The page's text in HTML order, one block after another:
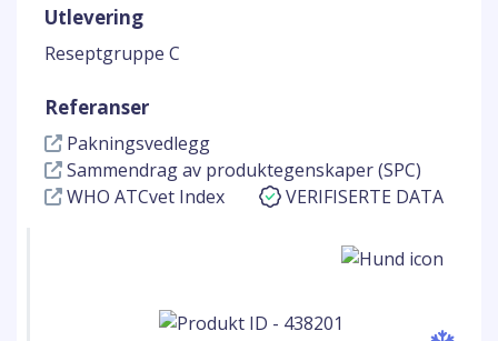
Utlevering
Reseptgruppe C
Referanser
Pakningsvedlegg
Sammendrag av produktegenskaper (SPC)
WHO ATCvet Index
VERIFISERTE DATA